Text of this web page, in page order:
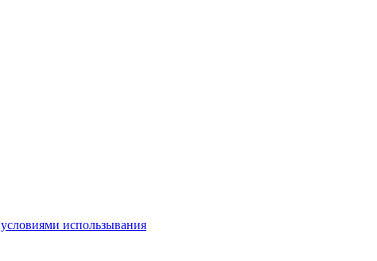
условиями использывания